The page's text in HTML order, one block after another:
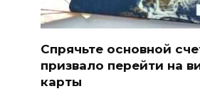
Спрячьте основной
призвало перейти на
карты